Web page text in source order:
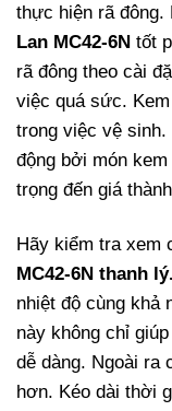
thực hiện rã đông.
Lan MC42-6N tốt
rã đông theo cài
việc quá sức.
trong việc vệ
động bởi món
trọng đến giá
Hãy kiểm tra xem
MC42-6N thanh lý.
nhiệt độ cùng khả
này không chỉ
dễ dàng. Ngoài ra
hơn. Kéo dài thời